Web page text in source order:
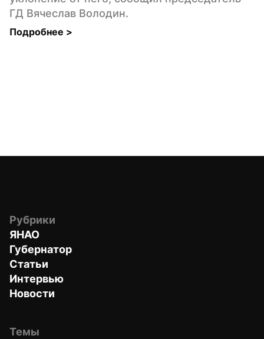
ГД Вячеслав Володин.
Подробнее >
Рубрики
ЯНАО
Губернатор
Статьи
Интервью
Новости
Темы